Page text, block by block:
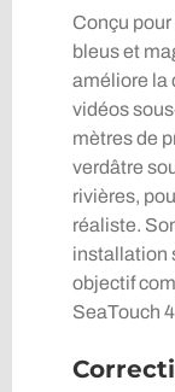
Conçu
bleus et
améliore la
vidéos
mètres de
verdâtre
rivières,
réaliste.
installation
objectif
SeaTouch